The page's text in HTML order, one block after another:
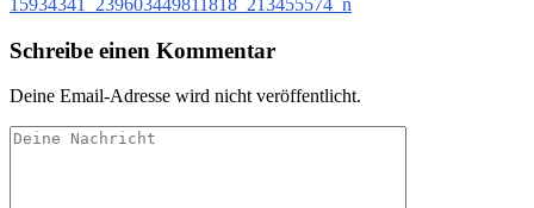
Schreibe einen Kommentar
Deine Email-Adresse wird nicht veröffentlicht.